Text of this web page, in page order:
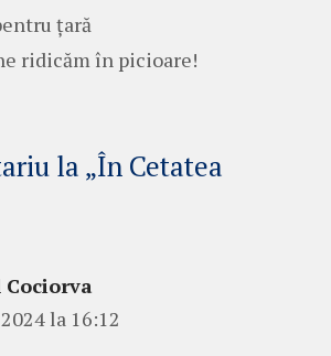
țară
ridicăm în picioare!
la „În Cetatea
la 16:12